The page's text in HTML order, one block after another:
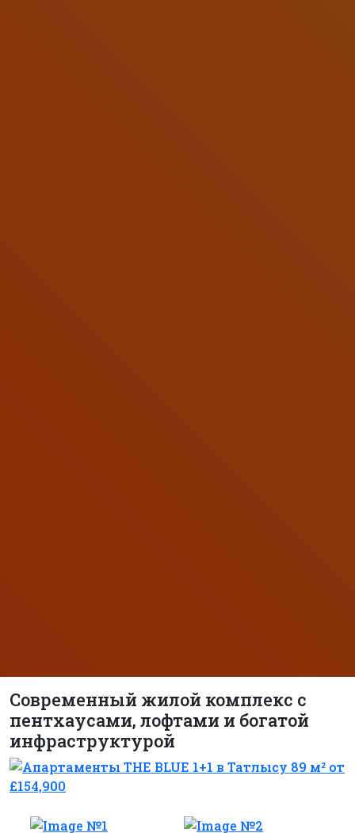
Современный жилой комплекс с
пентхаусами, лофтами и богатой
инфраструктурой